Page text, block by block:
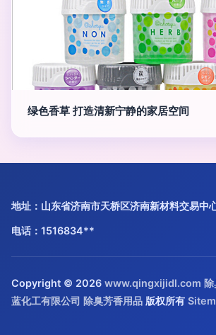
绿色香草 打造清新宁静的家居空间
地址：山东省济南市天桥区济南新材料交易中
电话：1516834**
Copyright © 2026 www.qingxijidl.com
蓝化工有限公司 除臭芳香用品 版权所有